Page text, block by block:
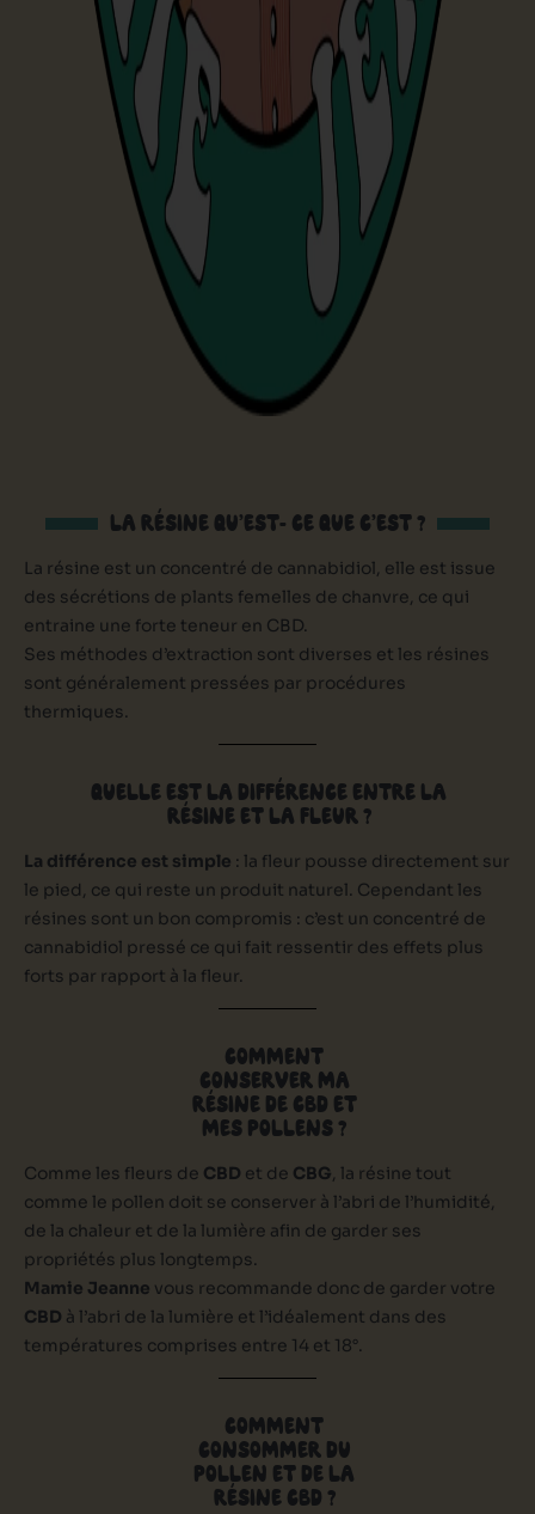
LA RÉSINE QU’EST- CE QUE C’EST ?
La résine est un concentré de cannabidiol, elle est issue
des sécrétions de plants femelles de chanvre, ce qui
entraine une forte teneur en CBD.
Ses méthodes d’extraction sont diverses et les résines
sont généralement pressées par procédures
thermiques.
QUELLE EST LA DIFFÉRENCE ENTRE LA
RÉSINE ET LA FLEUR ?
La différence est simple : la fleur pousse directement sur
le pied, ce qui reste un produit naturel. Cependant les
résines sont un bon compromis : c’est un concentré de
cannabidiol pressé ce qui fait ressentir des effets plus
forts par rapport à la fleur.
COMMENT
CONSERVER MA
RÉSINE DE CBD ET
MES POLLENS ?
Comme les fleurs de CBD et de CBG, la résine tout
comme le pollen doit se conserver à l’abri de l’humidité,
de la chaleur et de la lumière afin de garder ses
propriétés plus longtemps.
Mamie Jeanne vous recommande donc de garder votre
CBD à l’abri de la lumière et l’idéalement dans des
températures comprises entre 14 et 18°.
COMMENT
CONSOMMER DU
POLLEN ET DE LA
RÉSINE CBD ?